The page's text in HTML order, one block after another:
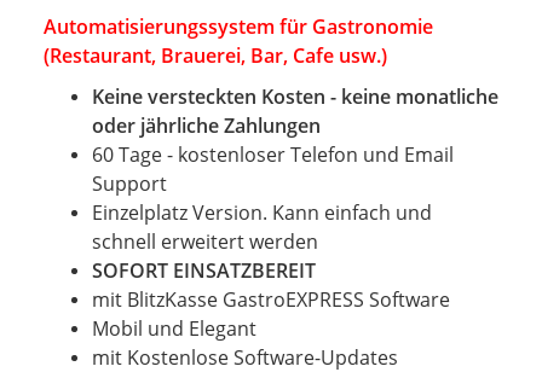
Automatisierungssystem für Gastronomie
(Restaurant, Brauerei, Bar, Cafe usw.)
Keine versteckten Kosten - keine monatliche
oder jährliche Zahlungen
60 Tage - kostenloser Telefon und Email
Support
Einzelplatz Version. Kann einfach und
schnell erweitert werden
SOFORT EINSATZBEREIT
mit BlitzKasse GastroEXPRESS Software
Mobil und Elegant
mit Kostenlose Software-Updates